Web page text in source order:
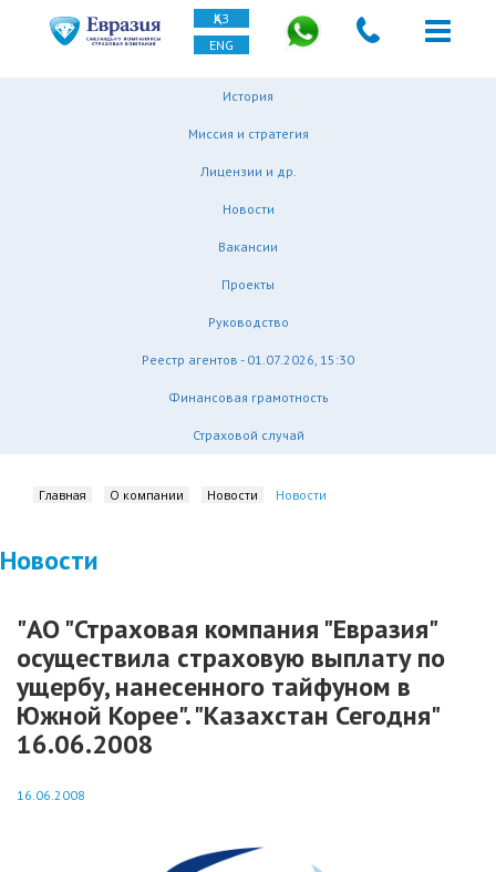
ҚАЗ
ENG
История
Миссия и стратегия
Лицензии и др.
Новости
Вакансии
Проекты
Руководство
Реестр агентов - 01.07.2026, 15:30
Финансовая грамотность
Страховой случай
Главная О компании Новости Новости
Новости
"АО "Страховая компания "Евразия"
осуществила страховую выплату по
ущербу, нанесенного тайфуном в
Южной Корее". "Казахстан Сегодня"
16.06.2008
16.06.2008